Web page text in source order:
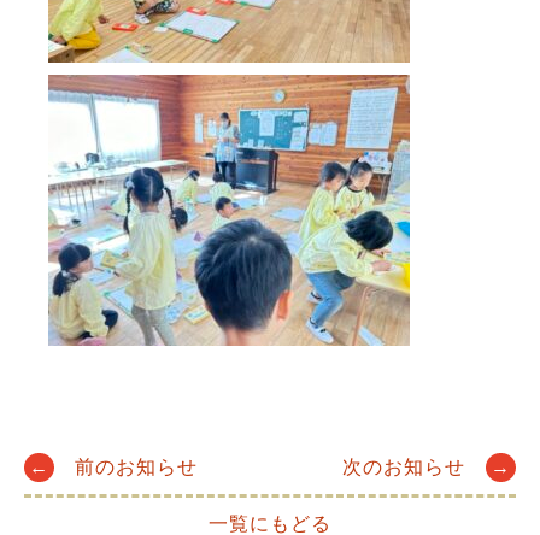
Post
← 前のお知らせ 次のお知らせ →
一覧にもどる